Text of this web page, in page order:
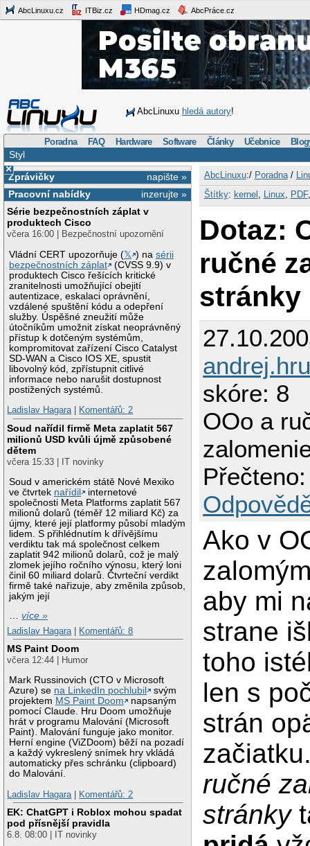
AbcLinuxu.cz ITBiz.cz HDmag.cz AbcPráce.cz
AbcLinuxu hledá autory!
Poradna FAQ Hardware Software Články Učebnice
Styl
×
napište »
Zprávičky
inzerujte »
Pracovní nabídky
Série bezpečnostních záplat v
produktech Cisco
včera 16:00 | Bezpečnostní upozornění
Vládní CERT upozorňuje (𝕏 ) nasérii
bezpečnostních záplat
(CVSS 9.9) v
produktech Cisco řešících kritické
zranitelnosti umožňující obejití
autentizace, eskalaci oprávnění,
vzdálené spuštění kódu a odepření
služby. Úspěšné zneužití může
útočníkům umožnit získat neoprávněný
přístup k dotčeným systémům,
kompromitovat zařízení Cisco Catalyst
SD-WAN a Cisco IOS XE, spustit
libovolný kód, zpřístupnit citlivé
informace nebo narušit dostupnost
postižených systémů.
Ladislav Hagara| Komentářů: 2
Soud nařídil firmě Meta zaplatit 567
milionů USD kvůli újmě způsobené
dětem
včera 15:33 | IT novinky
Soud v americkém státě Nové Mexiko
ve čtvrtek nařídil
internetové
společnosti Meta Platforms zaplatit 567
milionů dolarů (téměř 12 miliard Kč) za
újmy, které její platformy působí mladým
lidem. S přihlédnutím k dřívějšímu
verdiktu tak má společnost celkem
zaplatit 942 milionů dolarů, což je malý
zlomek jejího ročního výnosu, který loni
činil 60 miliard dolarů. Čtvrteční verdikt
firmě také nařizuje, aby změnila způsob,
jakým její
…více »
Ladislav Hagara
Komentářů: 8
MS Paint Doom
včera 12:44 | Humor
Mark Russinovich (CTO v Microsoft
Azure) se na LinkedIn pochlubil
svým
projektem MS Paint Doom
napsaným
pomocí Claude. Hru Doom umožňuje
hrát v programu Malování (Microsoft
Paint). Malování funguje jako monitor.
Herní engine (ViZDoom) běží na pozadí
a každý vykreslený snímek hry vkládá
automaticky přes schránku (clipboard)
do Malování.
Ladislav Hagara
Komentářů: 2
EK: ChatGPT i Roblox mohou spadat
pod přísnější pravidla
6.8. 08:00 | IT novinky
AbcLinuxu:/ Poradna/
Štítky: kernel Linux PDF
Dotaz:
ručné
stránky
skóre: 8
OOo a
Ako v
aby mi
strane
toho
len s
strán
ručné
stránky